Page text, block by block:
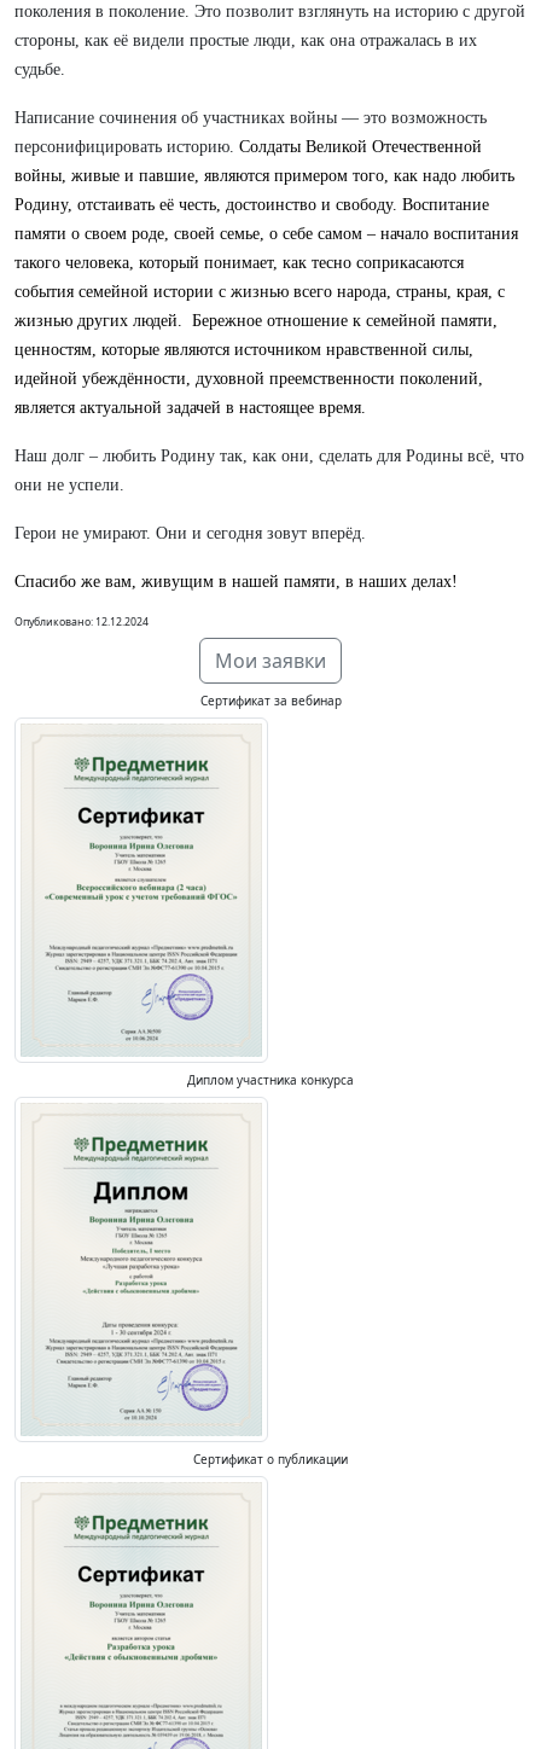
поколения в поколение. Это позволит взглянуть на историю с другой
стороны, как её видели простые люди, как она отражалась в их
судьбе.
Написание сочинения об участниках войны — это возможность
персонифицировать историю. Солдаты Великой Отечественной
войны, живые и павшие, являются примером того, как надо любить
Родину, отстаивать её честь, достоинство и свободу. Воспитание
памяти о своем роде, своей семье, о себе самом – начало воспитания
такого человека, который понимает, как тесно соприкасаются
события семейной истории с жизнью всего народа, страны, края, с
жизнью других людей. Бережное отношение к семейной памяти,
ценностям, которые являются источником нравственной силы,
идейной убеждённости, духовной преемственности поколений,
является актуальной задачей в настоящее время.
Наш долг – любить Родину так, как они, сделать для Родины всё, что
они не успели.
Герои не умирают. Они и сегодня зовут вперёд.
Спасибо же вам, живущим в нашей памяти, в наших делах!
Опубликовано: 12.12.2024
Мои заявки
Сертификат за вебинар
Диплом участника конкурса
Сертификат о публикации